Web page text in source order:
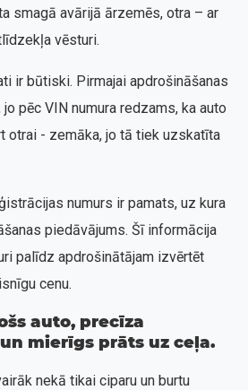
smagā avārijā ārzemēs, otra – ar
vēsturi.
ir būtiski. Pirmajai apdrošināšanas
pēc VIN numura redzams, ka auto
otrai - zemāka, jo tā tiek uzskatīta
numurs ir pamats, uz kura
piedāvājums. Šī informācija
palīdz apdrošinātājam izvērtēt
cenu.
auto, precīza
mierīgs prāts uz ceļa.
nekā tikai ciparu un burtu